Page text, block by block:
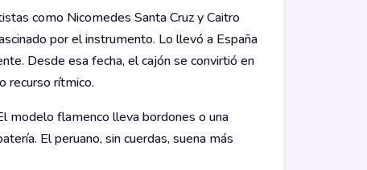
como Nicomedes Santa Cruz y Caitro
por el instrumento. Lo llevó a España
Desde esa fecha, el cajón se convirtió en
recurso rítmico.
modelo flamenco lleva bordones o una
El peruano, sin cuerdas, suena más